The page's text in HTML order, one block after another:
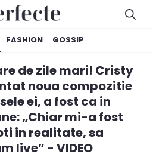
FASHION GOSSIP
de zile mari! Cristy
noua compozitie
ei, a fost ca in
„Chiar mi-a fost
in realitate, sa
live” - VIDEO